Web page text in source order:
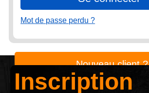
Mot de passe perdu ?
Nouveau client ?
Inscription